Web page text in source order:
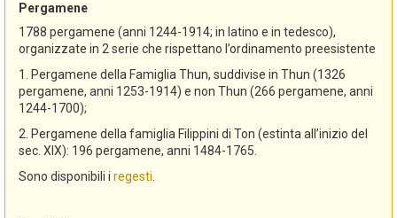
Pergamene
1788 pergamene (anni 1244-1914; in latino e in tedesco),
organizzate in 2 serie che rispettano l’ordinamento preesistente
1. Pergamene della Famiglia Thun, suddivise in Thun (1326
pergamene, anni 1253-1914) e non Thun (266 pergamene, anni
1244-1700);
2. Pergamene della famiglia Filippini di Ton (estinta all’inizio del
sec. XIX): 196 pergamene, anni 1484-1765.
Sono disponibili i regesti